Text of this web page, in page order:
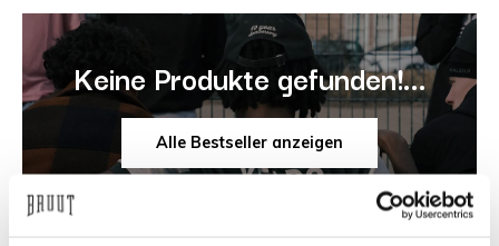
Keine Produkte gefunden!...
Alle Bestseller anzeigen